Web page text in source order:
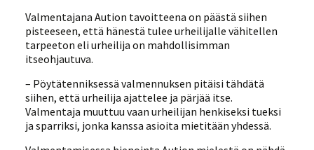
Valmentajana Aution tavoitteena on päästä siihen
pisteeseen, että hänestä tulee urheilijalle vähitellen
tarpeeton eli urheilija on mahdollisimman
itseohjautuva.
– Pöytätenniksessä valmennuksen pitäisi tähdätä
siihen, että urheilija ajattelee ja pärjää itse.
Valmentaja muuttuu vaan urheilijan henkiseksi tueksi
ja sparriksi, jonka kanssa asioita mietitään yhdessä.